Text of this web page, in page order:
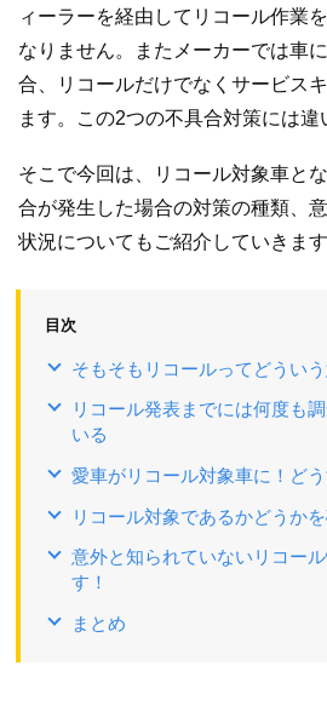
ィーラーを経由してリコール作業
なりません。またメーカーでは車
合、リコールだけでなくサービス
ます。この2つの不具合対策には違
そこで今回は、リコール対象車と
合が発生した場合の対策の種類、
状況についてもご紹介していきます
目次
そもそもリコールってどうい
リコール発表までには何度も
いる
愛車がリコール対象車に！ど
リコール対象であるかどうか
意外と知られていないリコー
す！
まとめ